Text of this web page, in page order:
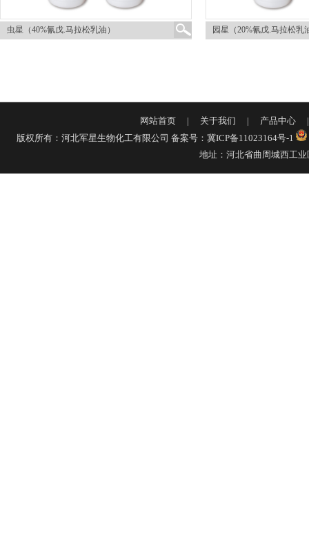
虫星（40%氰戊.马拉松乳油） 园星（20%氰戊.马拉松乳
网站首页 | 关于我们 | 产品中心
版权所有：河北军星生物化工有限公司 备案号：冀ICP备11023164号-1
地址：河北省曲周城西工